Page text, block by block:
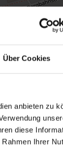
Über Cookies
anbieten zu
diese
Ihrer
für eine